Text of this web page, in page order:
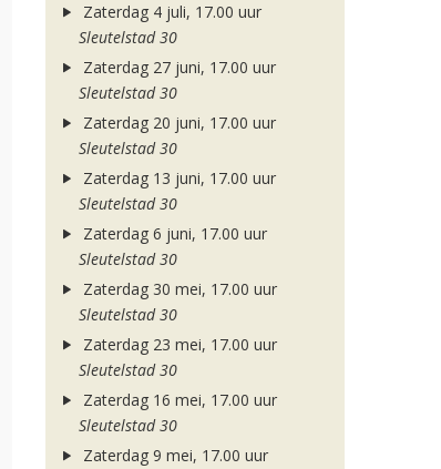
Zaterdag 4 juli, 17.00 uur
Sleutelstad 30
Zaterdag 27 juni, 17.00 uur
Sleutelstad 30
Zaterdag 20 juni, 17.00 uur
Sleutelstad 30
Zaterdag 13 juni, 17.00 uur
Sleutelstad 30
Zaterdag 6 juni, 17.00 uur
Sleutelstad 30
Zaterdag 30 mei, 17.00 uur
Sleutelstad 30
Zaterdag 23 mei, 17.00 uur
Sleutelstad 30
Zaterdag 16 mei, 17.00 uur
Sleutelstad 30
Zaterdag 9 mei, 17.00 uur